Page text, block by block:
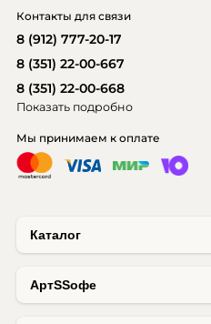
Каталог
AртSSофе
Мы принимаем к оплате
Контакты для связи
8 (912) 777-20-17
8 (351) 22-00-667
8 (351) 22-00-668
Показать подробно